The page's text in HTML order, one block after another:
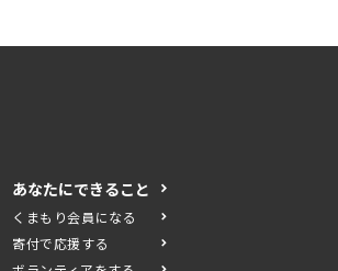
あなたにできること
くまもり会員になる
寄付で応援する